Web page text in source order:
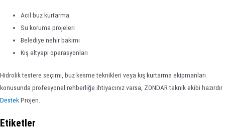
Acil buz kurtarma
Su koruma projeleri
Belediye nehir bakımı
Kış altyapı operasyonları
Hidrolik testere seçimi, buz kesme teknikleri veya kış kurtarma ekipmanları
konusunda profesyonel rehberliğe ihtiyacınız varsa, ZONDAR teknik ekibi hazırdır
DestekProjen.
Etiketler